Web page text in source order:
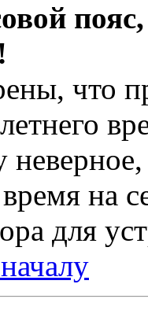
что
на
для